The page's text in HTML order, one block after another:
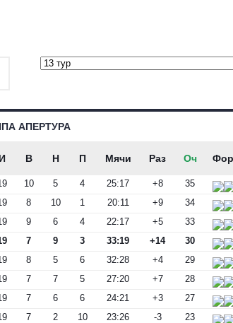
АПЕРТУРА
И В Н П Мячи Раз Оч
10 5 4 25:17 +8
35
8 10 1 20:11 +9
34
9 6 4 22:17 +5
33
7 9 3 33:19 +14
30
8 5 6 32:28 +4
29
7 7 5 27:20 +7
28
7 6 6 24:21 +3
27
7 2 10 23:26 -3
23